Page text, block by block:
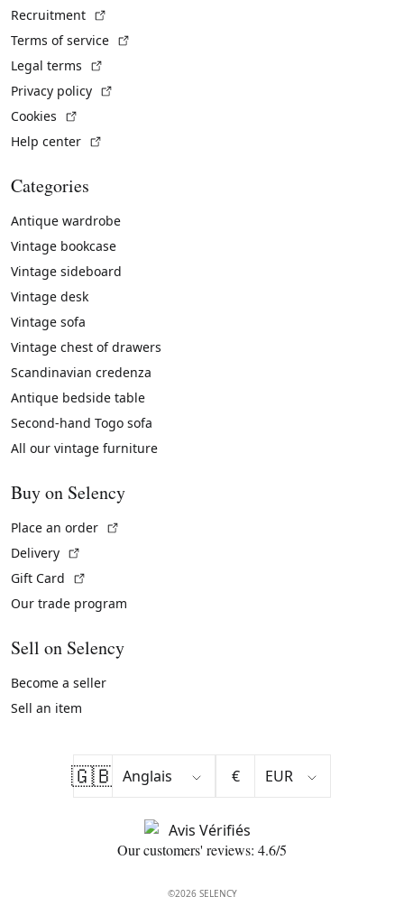
Recruitment
Terms of service
Legal terms
Privacy policy
Cookies
Help center
Categories
Antique wardrobe
Vintage bookcase
Vintage sideboard
Vintage desk
Vintage sofa
Vintage chest of drawers
Scandinavian credenza
Antique bedside table
Second-hand Togo sofa
All our vintage furniture
Buy on Selency
Place an order
Delivery
Gift Card
Our trade program
Sell on Selency
Become a seller
Sell an item
🇬🇧 €
Our customers' reviews: 4.6/5
©2026 SELENCY